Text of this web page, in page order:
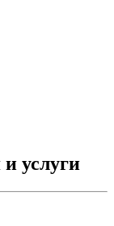
услуги